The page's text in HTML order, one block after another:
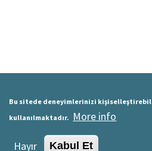
Bu sitede deneyimlerinizi
kullanılmaktadır. More info
Hayır Kabul Et